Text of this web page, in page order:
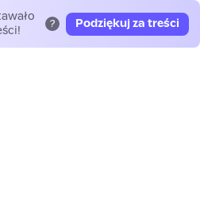
? Podziękuj za treści